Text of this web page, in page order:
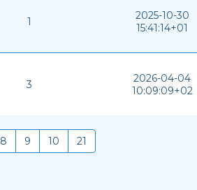
1
2025-10-30
15:41:14+01
3
2026-04-04
10:09:09+02
8 9 10 21